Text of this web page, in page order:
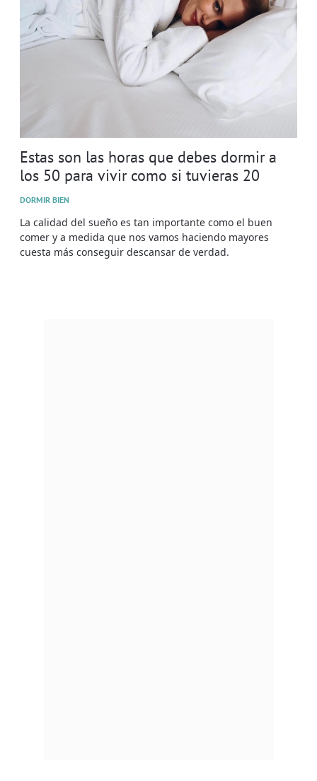
Estas son las horas que debes dormir a
los 50 para vivir como si tuvieras 20
DORMIR BIEN
La calidad del sueño es tan importante como el buen
comer y a medida que nos vamos haciendo mayores
cuesta más conseguir descansar de verdad.